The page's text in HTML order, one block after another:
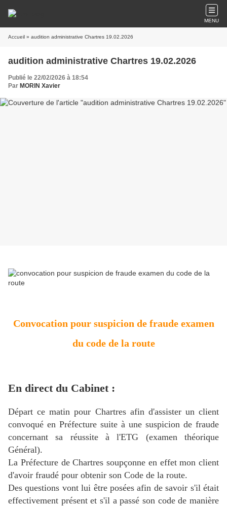
MENU
Accueil » audition administrative Chartres 19.02.2026
audition administrative Chartres 19.02.2026
Publié le 22/02/2026 à 18:54
Par MORIN Xavier
Convocation pour suspicion de fraude examen
du code de la route
En direct du Cabinet :
Départ ce matin pour Chartres afin d'assister un client
convoqué en Préfecture suite à une suspicion de fraude
concernant sa réussite à l'ETG (examen théorique
Général).
La Préfecture de Chartres soupçonne en effet mon client
d'avoir fraudé pour obtenir son Code de la route.
Des questions vont lui être posées afin de savoir s'il était
effectivement présent et s'il a passé son code de manière